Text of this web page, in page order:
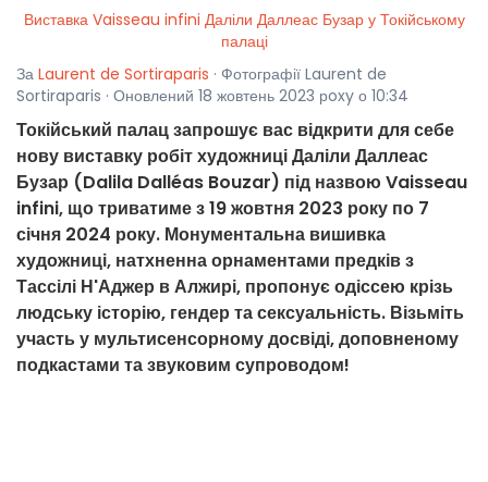
Виставка Vaisseau infini Даліли Даллеас Бузар у Токійському
палаці
За Laurent de Sortiraparis · Фотографії Laurent de
Sortiraparis · Оновлений 18 жовтень 2023 рoxy о 10:34
Токійський палац запрошує вас відкрити для себе
нову виставку робіт художниці Даліли Даллеас
Бузар (Dalila Dalléas Bouzar) під назвою Vaisseau
infini, що триватиме з 19 жовтня 2023 року по 7
січня 2024 року. Монументальна вишивка
художниці, натхненна орнаментами предків з
Тассілі Н'Аджер в Алжирі, пропонує одіссею крізь
людську історію, гендер та сексуальність. Візьміть
участь у мультисенсорному досвіді, доповненому
подкастами та звуковим супроводом!